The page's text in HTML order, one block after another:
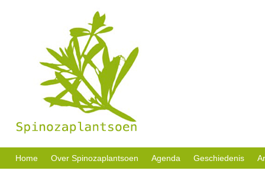
Home Over Spinozaplantsoen Agenda Geschiedenis